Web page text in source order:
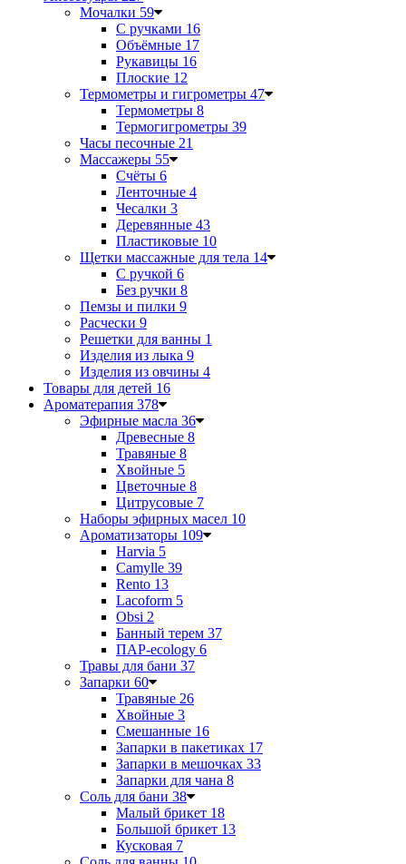
Мочалки 59
С ручками 16
Объёмные 17
Рукавицы 16
Плоские 12
Термометры и гигрометры 47
Термометры 8
Термогигрометры 39
Часы песочные 21
Массажеры 55
Счёты 6
Ленточные 4
Чесалки 3
Деревянные 43
Пластиковые 10
Щетки массажные для тела 14
С ручкой 6
Без ручки 8
Пемзы и пилки 9
Расчески 9
Решетки для ванны 1
Изделия из лыка 9
Изделия из овчины 4
Товары для детей 16
Ароматерапия 378
Эфирные масла 36
Древесные 8
Травяные 8
Хвойные 5
Цветочные 8
Цитрусовые 7
Наборы эфирных масел 10
Ароматизаторы 109
Harvia 5
Camylle 39
Rento 13
Lacoform 5
Obsi 2
Банный терем 37
ПАР-ecology 6
Травы для бани 37
Запарки 60
Травяные 26
Хвойные 3
Смешанные 16
Запарки в пакетиках 17
Запарки в мешочках 33
Запарки для чана 8
Соль для бани 38
Малый брикет 18
Большой брикет 13
Кусковая 7